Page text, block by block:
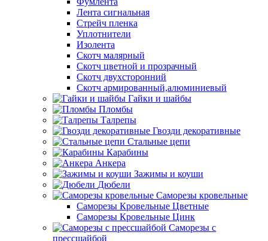
Лента сигнальная
Стрейч пленка
Уплотнители
Изолента
Скотч малярный
Скотч цветной и прозрачный
Скотч двухсторонний
Скотч армированный,алюминиевый
Гайки и шайбы
Пломбы
Талрепы
Гвозди декоративные
Стальные цепи
Карабины
Анкера
Зажимы и коуши
Дюбели
Саморезы кровельные
Саморезы Кровельные Цветные
Саморезы Кровельные Цинк
Саморезы с
прессшайбой